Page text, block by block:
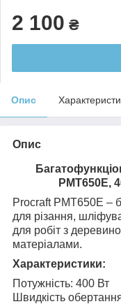
2 100 ₴
Опис
Опис
PMT650E,
Procraft PMT650E –
для різання,
для робіт з
матеріалами.
Характеристики:
Потужність: 400 Вт
Швидкість